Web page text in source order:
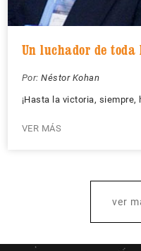
Un luchador de
Por: Néstor Kohan
¡Hasta la victoria, siempre,
VER MÁS
ver